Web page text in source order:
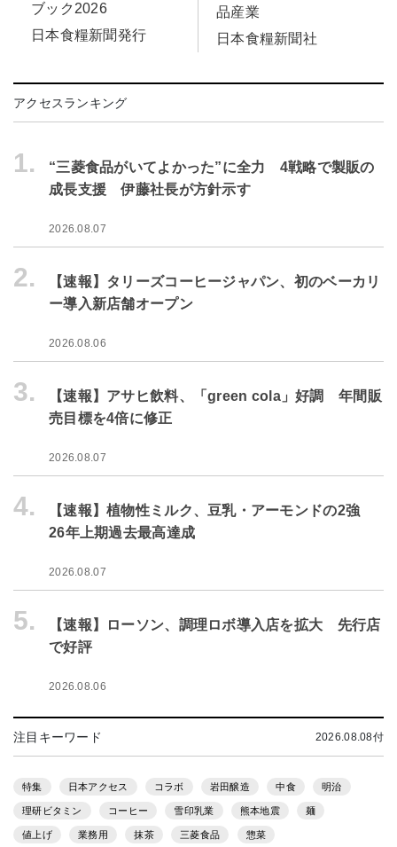
ブック2026
日本食糧新聞発行
品産業
日本食糧新聞社
アクセスランキング
1.
“三菱食品がいてよかった”に全力 4戦略で製販の
成長支援 伊藤社長が方針示す
2026.08.07
2.
【速報】タリーズコーヒージャパン、初のベーカリ
ー導入新店舗オープン
2026.08.06
3.
【速報】アサヒ飲料、「green cola」好調 年間販
売目標を4倍に修正
2026.08.07
4.
【速報】植物性ミルク、豆乳・アーモンドの2強
26年上期過去最高達成
2026.08.07
5.
【速報】ローソン、調理ロボ導入店を拡大 先行店
で好評
2026.08.06
注目キーワード 2026.08.08付
特集 日本アクセス コラボ 岩田醸造 中食 明治
理研ビタミン コーヒー 雪印乳業 熊本地震 麺
値上げ 業務用 抹茶 三菱食品 惣菜